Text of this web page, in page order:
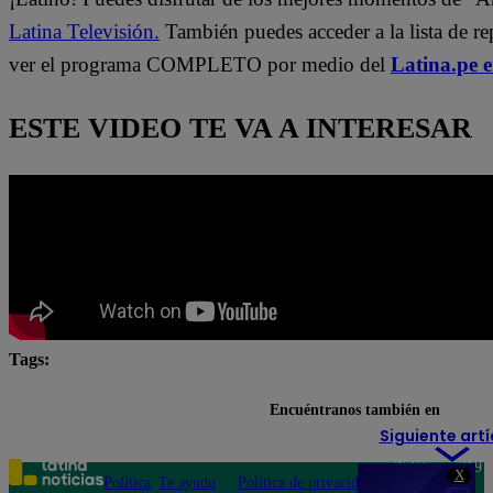
X
Latina Televisión. También puedes acceder a la lista de
ver el programa COMPLETO por medio del Latina.pe
ESTE VIDEO TE VA A INTERESAR
Tags:
Siguiente
Encuéntranos también en
Política Te ayudo
Política de privacidad
Teléfono: 219